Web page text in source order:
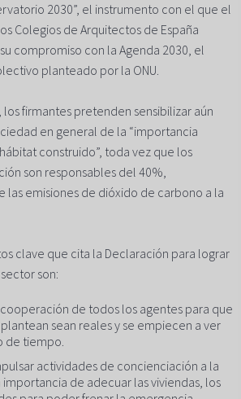
2030”, el instrumento con el que el
Colegios de Arquitectos de España
compromiso con la Agenda 2030, el
planteado por la ONU.
firmantes pretenden sensibilizar aún
en general de la “importancia
construido”, toda vez que los
son responsables del 40%,
las emisiones de dióxido de carbono a la
clave que cita la Declaración para lograr
son:
de todos los agentes para que
sean reales y se empiecen a ver
de tiempo.
actividades de concienciación a la
de adecuar las viviendas, los